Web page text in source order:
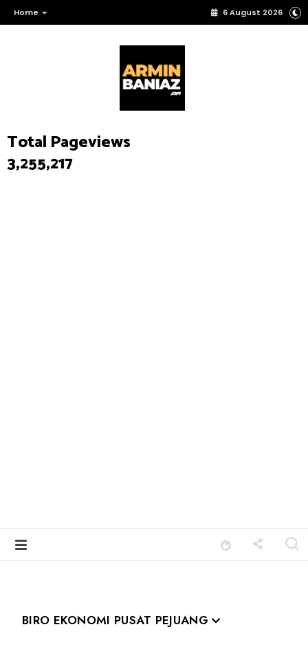
Home 6 August 2026
Total Pageviews
3,255,217
BIRO EKONOMI PUSAT PEJUANG